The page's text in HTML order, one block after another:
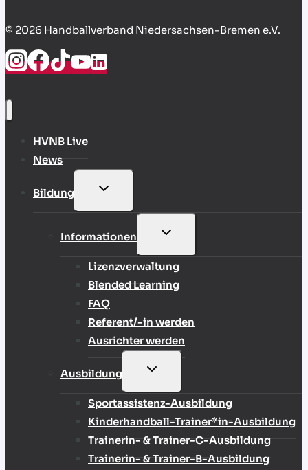
© 2026 Handballverband Niedersachsen-Bremen e.V.
HVNB Live
News
Bildung
UNTERMENÜ
Informationen
UNTERMENÜ
Lizenzverwaltung
Blended Learning
FAQ
Referent/-in werden
Ausrichter werden
Ausbildung
UNTERMENÜ
Sportassistenz-Ausbildung
Kinderhandball-Trainer*in-Ausbildung
Trainerin- & Trainer-C-Ausbildung
Trainerin- & Trainer-B-Ausbildung